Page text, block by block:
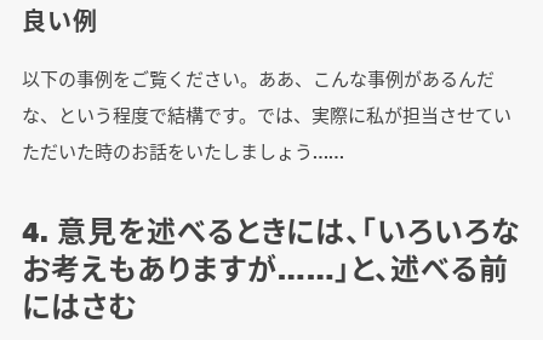
良い例
以下の事例をご覧ください。ああ、こんな事例があるんだ
な、という程度で結構です。では、実際に私が担当させてい
ただいた時のお話をいたしましょう……
4. 意見を述べるときには、「いろいろな
お考えもありますが……」と、述べる前
にはさむ